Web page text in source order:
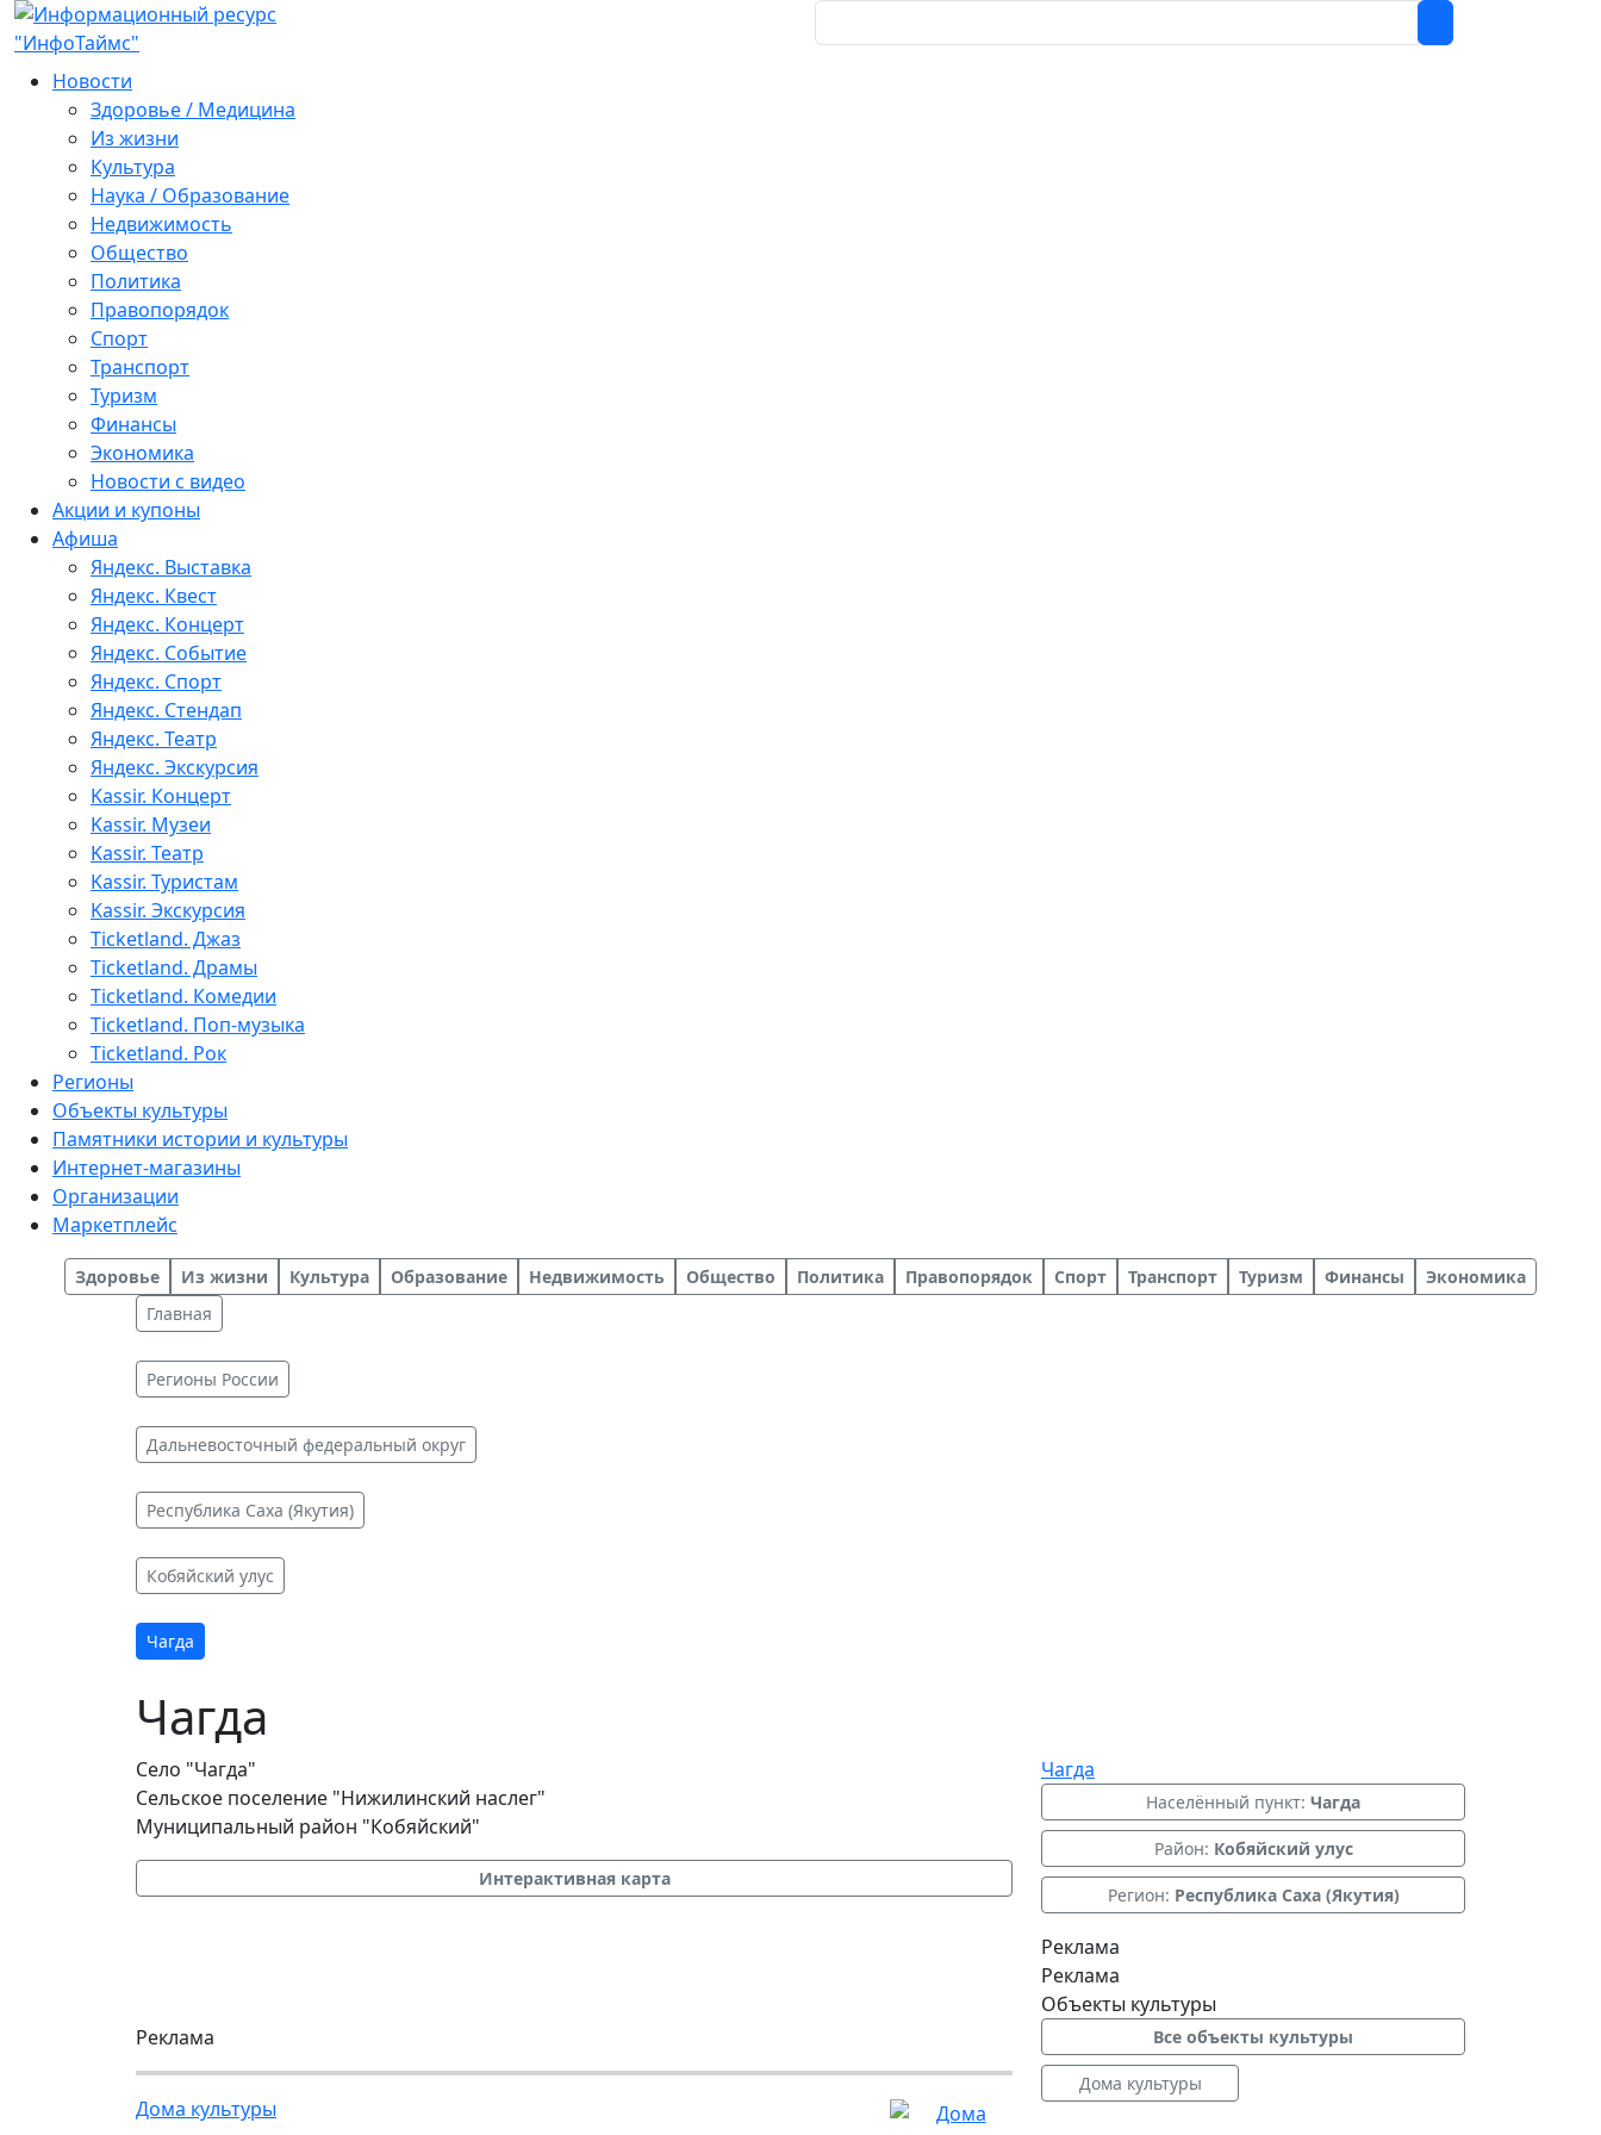
Новости
Здоровье / Медицина
Из жизни
Культура
Наука / Образование
Недвижимость
Общество
Политика
Правопорядок
Спорт
Транспорт
Туризм
Финансы
Экономика
Новости с видео
Акции и купоны
Афиша
Яндекс. Выставка
Яндекс. Квест
Яндекс. Концерт
Яндекс. Событие
Яндекс. Спорт
Яндекс. Стендап
Яндекс. Театр
Яндекс. Экскурсия
Kassir. Концерт
Kassir. Музеи
Kassir. Театр
Kassir. Туристам
Kassir. Экскурсия
Ticketland. Джаз
Ticketland. Драмы
Ticketland. Комедии
Ticketland. Поп-музыка
Ticketland. Рок
Регионы
Объекты культуры
Памятники истории и культуры
Интернет-магазины
Организации
Маркетплейс
Здоровье Из жизни Культура Образование Недвижимость Общество Политика Правопорядок Спорт Транспорт Туризм Финансы
Экономика
Главная
Регионы России
Дальневосточный федеральный округ
Республика Саха (Якутия)
Кобяйский улус
Чагда
Чагда
Село "Чагда"
Сельское поселение "Нижилинский наслег"
Муниципальный район "Кобяйский"
Интерактивная карта
Реклама
Дома культуры
Чагда
Населённый пункт: Чагда
Район: Кобяйский улус
Регион: Республика Саха (Якутия)
Реклама
Реклама
Объекты культуры
Все объекты культуры
Дома культуры